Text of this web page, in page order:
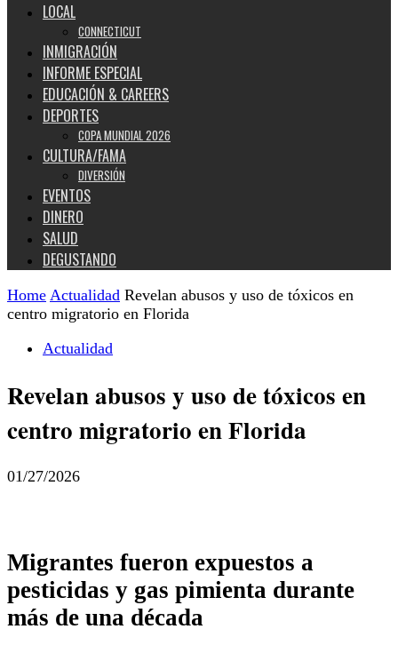
LOCAL
CONNECTICUT
INMIGRACIÓN
INFORME ESPECIAL
EDUCACIÓN & CAREERS
DEPORTES
COPA MUNDIAL 2026
CULTURA/FAMA
DIVERSIÓN
EVENTOS
DINERO
SALUD
DEGUSTANDO
Home Actualidad Revelan abusos y uso de tóxicos en
centro migratorio en Florida
Actualidad
Revelan abusos y uso de tóxicos en
centro migratorio en Florida
01/27/2026
Migrantes fueron expuestos a
pesticidas y gas pimienta durante
más de una década